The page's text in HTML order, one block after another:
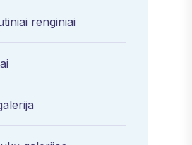
renginiai